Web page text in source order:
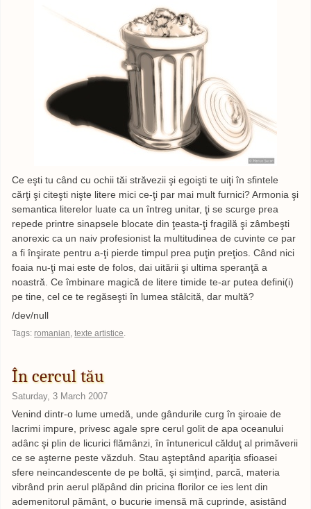
Ce eşti tu când cu ochii tăi străvezii şi egoişti te uiţi în sfintele
cărţi şi citeşti nişte litere mici ce-ţi par mai mult furnici? Armonia şi
semantica literelor luate ca un întreg unitar, ţi se scurge prea
repede printre sinapsele blocate din ţeasta-ţi fragilă şi zâmbeşti
anorexic ca un naiv profesionist la multitudinea de cuvinte ce par
a fi înşirate pentru a-ţi pierde timpul prea puţin preţios. Când nici
foaia nu-ţi mai este de folos, dai uitării şi ultima speranţă a
noastră. Ce îmbinare magică de litere timide te-ar putea defini(i)
pe tine, cel ce te regăseşti în lumea stâlcită, dar multă?
/dev/null
Tags:romanian ,texte artistice
În cercul tău
Saturday, 3 March 2007
Venind dintr-o lume umedă, unde gândurile curg în şiroaie de
lacrimi impure, privesc agale spre cerul golit de apa oceanului
adânc şi plin de licurici flămânzi, în întunericul călduţ al primăverii
ce se aşterne peste văzduh. Stau aşteptând apariţia sfioasei
sfere neincandescente de pe boltă, şi simţind, parcă, materia
vibrând prin aerul plăpând din pricina florilor ce ies lent din
ademenitorul pământ, o bucurie imensă mă cuprinde, asistând